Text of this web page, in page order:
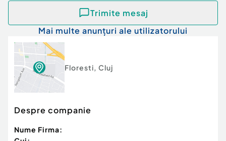
Trimite mesaj
Mai multe anunțuri ale utilizatorului
Floresti, Cluj
Despre companie
Nume Firma: